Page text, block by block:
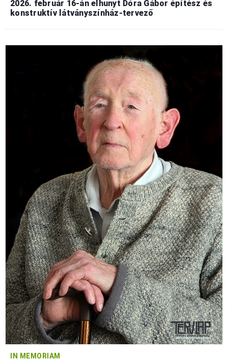
2026. február 16-án elhunyt Dóra Gábor építész és
konstruktív látványszínház-tervező
IN MEMORIAM